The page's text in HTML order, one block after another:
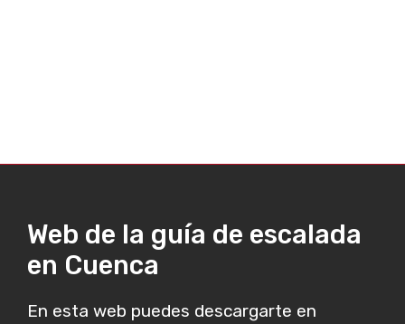
Web de la guía de escalada
en Cuenca
En esta web puedes descargarte en